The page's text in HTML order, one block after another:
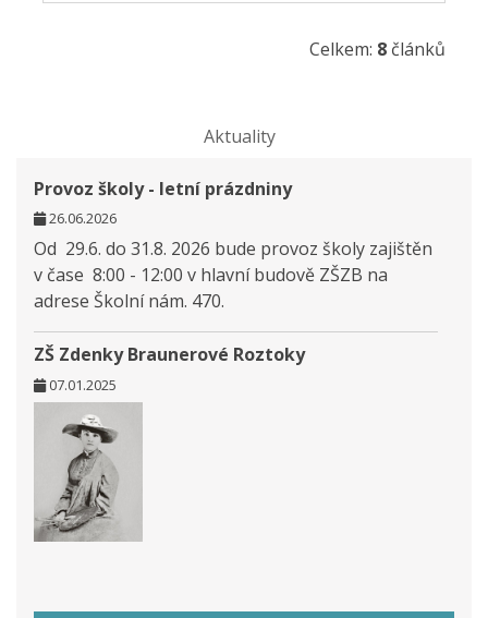
Celkem: 8 článků
Aktuality
Provoz školy - letní prázdniny
26.06.2026
Od 29.6. do 31.8. 2026 bude provoz školy zajištěn
v čase 8:00 - 12:00 v hlavní budově ZŠZB na
adrese Školní nám. 470.
ZŠ Zdenky Braunerové Roztoky
07.01.2025